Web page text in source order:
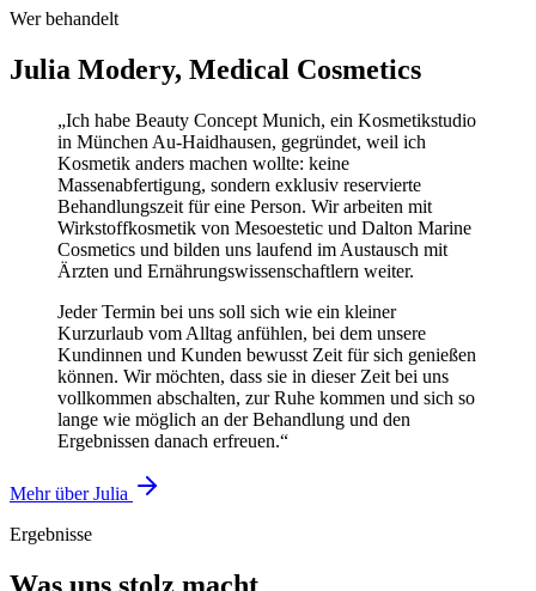
Wer behandelt
Julia Modery, Medical Cosmetics
„Ich habe Beauty Concept Munich, ein Kosmetikstudio
in München Au-Haidhausen, gegründet, weil ich
Kosmetik anders machen wollte: keine
Massenabfertigung, sondern exklusiv reservierte
Behandlungszeit für eine Person. Wir arbeiten mit
Wirkstoffkosmetik von Mesoestetic und Dalton Marine
Cosmetics und bilden uns laufend im Austausch mit
Ärzten und Ernährungswissenschaftlern weiter.
Jeder Termin bei uns soll sich wie ein kleiner
Kurzurlaub vom Alltag anfühlen, bei dem unsere
Kundinnen und Kunden bewusst Zeit für sich genießen
können. Wir möchten, dass sie in dieser Zeit bei uns
vollkommen abschalten, zur Ruhe kommen und sich so
lange wie möglich an der Behandlung und den
Ergebnissen danach erfreuen.“
Mehr über Julia
Ergebnisse
Was uns stolz macht